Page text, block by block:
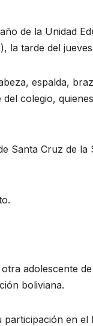
de la Unidad
la tarde del jueves
espalda,
colegio,
Santa Cruz de la
adolescente
boliviana.
en el